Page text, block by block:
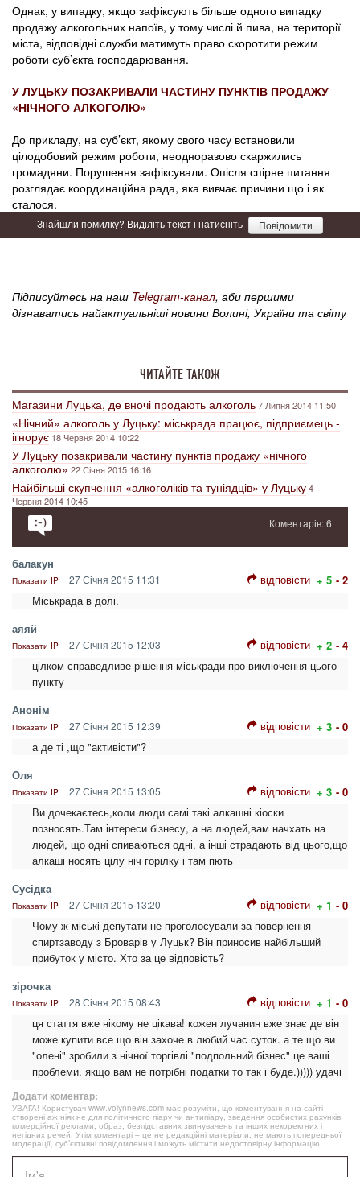
Однак, у випадку, якщо зафіксують більше одного випадку
продажу алкогольних напоїв, у тому числі й пива, на території
міста, відповідні служби матимуть право скоротити режим
роботи суб’єкта господарювання.
У ЛУЦЬКУ ПОЗАКРИВАЛИ ЧАСТИНУ ПУНКТІВ ПРОДАЖУ
«НІЧНОГО АЛКОГОЛЮ»
До прикладу, на суб’єкт, якому свого часу встановили
цілодобовий режим роботи, неодноразово скаржились
громадяни. Порушення зафіксували. Опісля спірне питання
розглядає координаційна рада, яка вивчає причини що і як
сталося.
Знайшли помилку? Виділіть текст і натисніть Повідомити
Підписуйтесь на наш Telegram-канал, аби першими
дізнаватись найактуальніші новини Волині, України та світу
ЧИТАЙТЕ ТАКОЖ
Магазини Луцька, де вночі продають алкоголь7 Липня 2014 11:50
«Нічний» алкоголь у Луцьку: міськрада працює, підприємець -
ігнорує 18 Червня 2014 10:22
У Луцьку позакривали частину пунктів продажу «нічного
алкоголю»22 Січня 2015 16:16
Найбільші скупчення «алкоголіків та туніядців» у Луцьку4
Червня 2014 10:45
Коментарів: 6
балакун
Показати IP 27 Січня 2015 11:31 відповісти + 5 - 2
Міськрада в долі.
аяяй
Показати IP 27 Січня 2015 12:03 відповісти + 2 - 4
цілком справедливе рішення міськради про виключення цього
пункту
Анонім
Показати IP 27 Січня 2015 12:39 відповісти + 3 - 0
а де ті ,що "активісти"?
Оля
Показати IP 27 Січня 2015 13:05 відповісти + 3 - 0
Ви дочекаєтесь,коли люди самі такі алкашні кіоски
позносять.Там інтереси бізнесу, а на людей,вам начхать на
людей, що одні спиваються одні, а інші страдають від цього,що
алкаші носять цілу ніч горілку і там пють
Сусідка
Показати IP 27 Січня 2015 13:20 відповісти + 1 - 0
Чому ж міські депутати не проголосували за повернення
спиртзаводу з Броварів у Луцьк? Він приносив найбільший
прибуток у місто. Хто за це відповість?
зірочка
Показати IP 28 Січня 2015 08:43 відповісти + 1 - 0
ця стаття вже нікому не цікава! кожен лучанин вже знає де він
може купити все що він захоче в любий час суток. а те що ви
"олені" зробили з нічної торгівлі "подпольний бізнес" це ваші
проблеми. якщо вам не потрібні податки то так і буде.))))) удачі
Додати коментар:
УВАГА! Користувач www.volynnews.com має розуміти, що коментування на сайті
створені аж ніяк не для політичного піару чи антипіару, зведення особистих рахунків,
комерційної реклами, образ, безпідставних звинувачень та інших некоректних і
негідних речей. Утім коментарі – це не редакційні матеріали, не мають попередньої
модерації, суб’єктивні повідомлення і можуть містити недостовірну інформацію.